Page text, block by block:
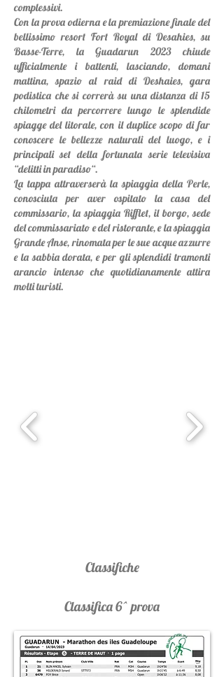
complessivi.
Con la prova odierna e la premiazione finale del
bellissimo resort Fort Royal di Desahies, su
Basse-Terre, la Guadarun 2023 chiude
ufficialmente i battenti, lasciando, domani
mattina, spazio al raid di Deshaies, gara
podistica che si correrà su una distanza di 15
chilometri da percorrere lungo le splendide
spiagge del litorale, con il duplice scopo di far
conoscere le bellezze naturali del luogo, e i
principali set della fortunata serie televisiva
“delitti in paradiso“.
La tappa attraverserà la spiaggia della Perle,
conosciuta per aver ospitato la casa del
commissario, la spiaggia Rifflet, il borgo, sede
del commissariato e del ristorante, e la spiaggia
Grande Anse, rinomata per le sue acque azzurre
e la sabbia dorata, e per gli splendidi tramonti
arancio intenso che quotidianamente attira
molti turisti.
Classifiche
Classifica 6^ prova